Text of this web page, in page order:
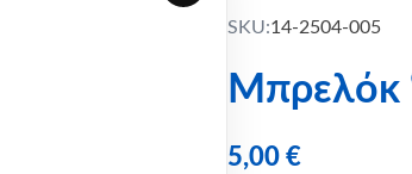
SKU:14-2504-005
Μπρελόκ
5,00 €